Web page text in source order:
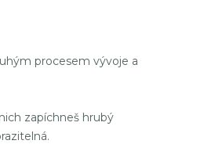
procesem vývoje a
zapíchneš hrubý